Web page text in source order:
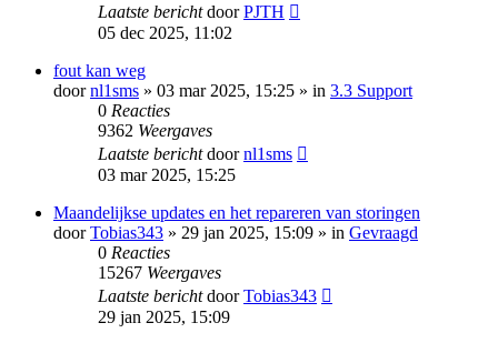
Laatste berichtdoorPJTH
05 dec 2025, 11:02
fout kan weg
doornl1sms » 03 mar 2025, 15:25 » in 3.3 Support
0 Reacties
9362 Weergaves
Laatste berichtdoornl1sms
03 mar 2025, 15:25
Maandelijkse updates en het repareren van storingen
doorTobias343 » 29 jan 2025, 15:09 » in Gevraagd
0 Reacties
15267 Weergaves
Laatste berichtdoorTobias343
29 jan 2025, 15:09